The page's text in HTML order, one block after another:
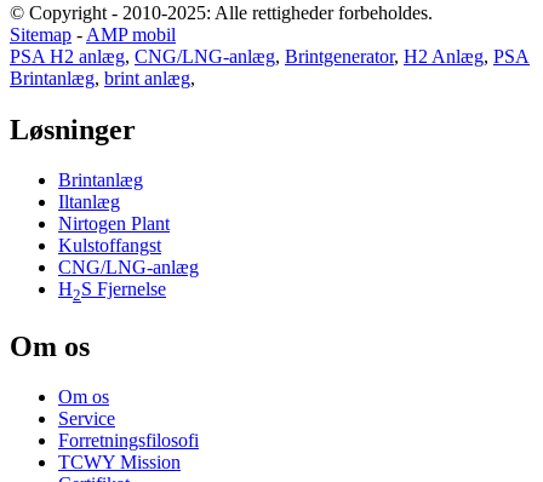
© Copyright - 2010-2025: Alle rettigheder forbeholdes.
Sitemap - AMP mobil
PSA H2 anlæg, CNG/LNG-anlæg, Brintgenerator, H2 Anlæg, PSA
Brintanlæg, brint anlæg,
Løsninger
Brintanlæg
Iltanlæg
Nirtogen Plant
Kulstoffangst
CNG/LNG-anlæg
H2S Fjernelse
Om os
Om os
Service
Forretningsfilosofi
TCWY Mission